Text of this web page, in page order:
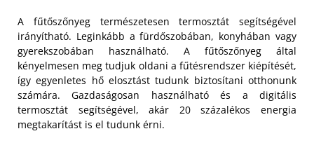
A fűtőszőnyeg természetesen termosztát segítségével
irányítható. Leginkább a fürdőszobában, konyhában vagy
gyerekszobában használható. A fűtőszőnyeg által
kényelmesen meg tudjuk oldani a fűtésrendszer kiépítését,
így egyenletes hő elosztást tudunk biztosítani otthonunk
számára. Gazdaságosan használható és a digitális
termosztát segítségével, akár 20 százalékos energia
megtakarítást is el tudunk érni.